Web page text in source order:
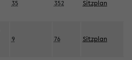
35 352 Sitzplan
9 76 Sitzplan